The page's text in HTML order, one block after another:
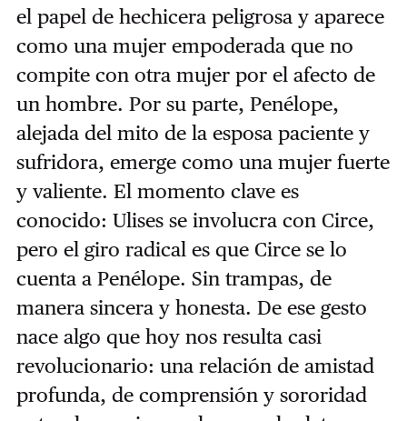
el papel de hechicera peligrosa y aparece
como una mujer empoderada que no
compite con otra mujer por el afecto de
un hombre. Por su parte, Penélope,
alejada del mito de la esposa paciente y
sufridora, emerge como una mujer fuerte
y valiente. El momento clave es
conocido: Ulises se involucra con Circe,
pero el giro radical es que Circe se lo
cuenta a Penélope. Sin trampas, de
manera sincera y honesta. De ese gesto
nace algo que hoy nos resulta casi
revolucionario: una relación de amistad
profunda, de comprensión y sororidad